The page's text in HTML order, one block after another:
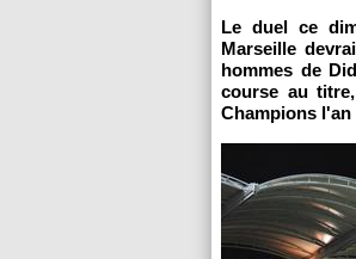
Le duel ce
Marseille
hommes de
course au titre,
Champions